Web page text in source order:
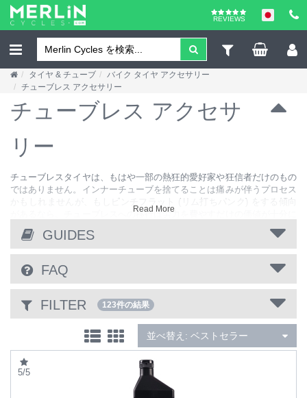
REVIEWS
タイヤ & チューブ
バイク タイヤ アクセサリー
チューブレス アクセサリー
チューブレス アクセサ
リー
チューブレスタイヤは、もはや一部の熱狂的愛好家や狂信者だけのもの
ではありません。インナーチューブを捨てることは痛みが伴うプロセス
かもしれませんが、もしピンチフラット (リム打ちパンク) をする傾向
があるなら、チューブレスへの移行は労力を費やすだけの価値が十分に
あります。弊社では、チューブレス用でないホイールをチューブレスシ
ステムに変更するコンバージョン キットを取り扱っています。また、
チューブレスのスペア製品、例えばバルブ、リムストリップ、テープ、
シーラント、その他の部品も一式取り扱っています。Stans No
Tubes、Continental、Schwalbe などの熟練チューブレス ブランドの製
品を取り揃えています。自転車業界では急成長している分野であり、シ
ーズンを重ねるごとに進歩しています。
Read More
GUIDES
FAQ
FILTER 123件の結果
並べ替え: ベストセラー
5/5